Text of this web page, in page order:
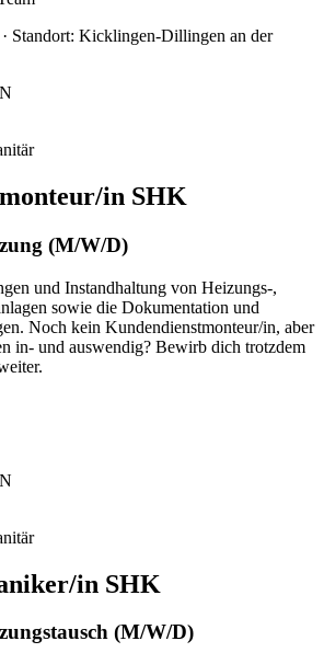
Standort: Kicklingen-Dillingen an der
in SHK
(M/W/D)
und Instandhaltung von Heizungs-,
sowie die Dokumentation und
Noch kein Kundendienstmonteur/in, aber
in- und auswendig? Bewirb dich trotzdem
in SHK
(M/W/D)